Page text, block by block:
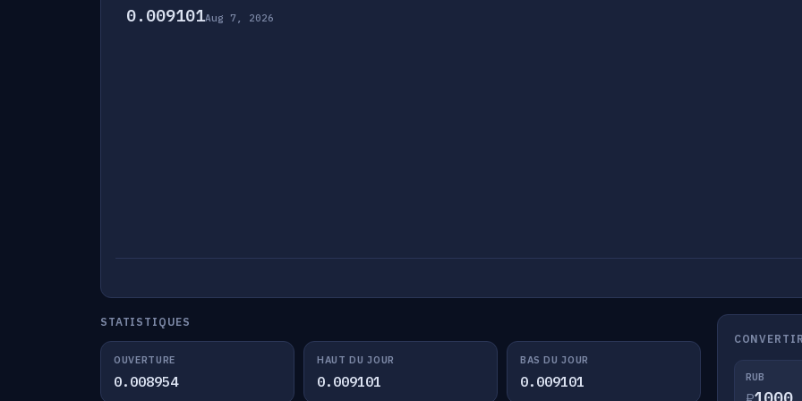
0.009101Aug 7, 2026
STATISTIQUES
OUVERTURE
0.008954
HAUT DU JOUR
0.009101
BAS DU JOUR
0.009101 RUB
₽